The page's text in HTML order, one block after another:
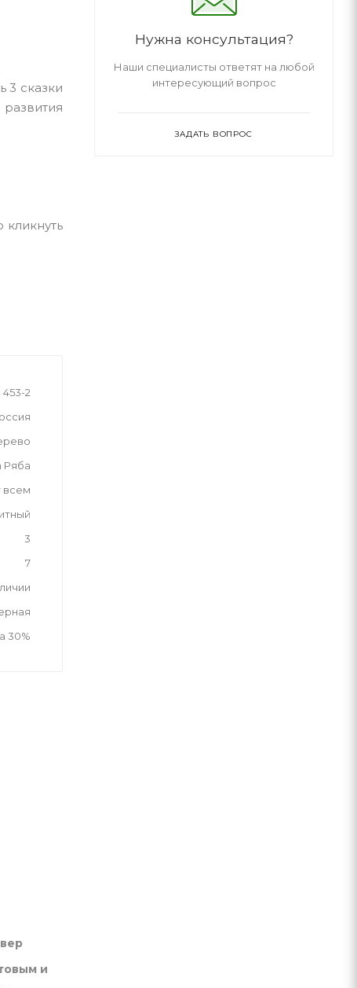
3 сказки
453-2
Ряба
всем
3
7
30%
и
Нужна консультация?
Наши специалисты ответят на любой
интересующий вопрос
ЗАДАТЬ ВОПРОС